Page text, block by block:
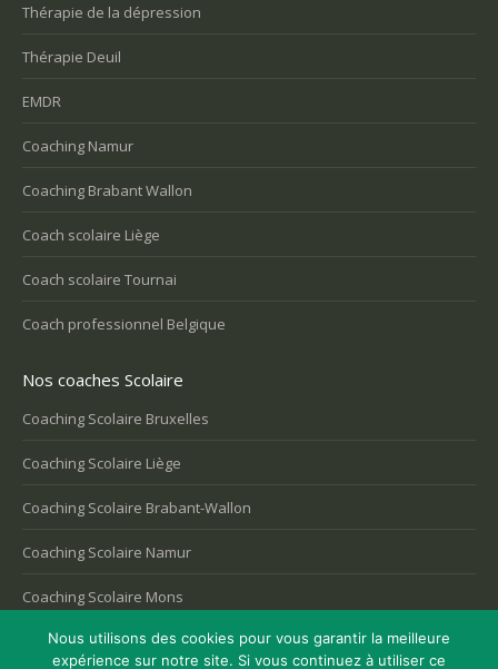
Thérapie de la dépression
Thérapie Deuil
EMDR
Coaching Namur
Coaching Brabant Wallon
Coach scolaire Liège
Coach scolaire Tournai
Coach professionnel Belgique
Nos coaches Scolaire
Coaching Scolaire Bruxelles
Coaching Scolaire Liège
Coaching Scolaire Brabant-Wallon
Coaching Scolaire Namur
Coaching Scolaire Mons
Nous utilisons des cookies pour vous garantir la meilleure
expérience sur notre site. Si vous continuez à utiliser ce